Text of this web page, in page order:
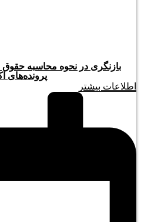
بازنگری در نحوه محاسبه حقوق
پرونده‌های
اطلاعات بیشتر